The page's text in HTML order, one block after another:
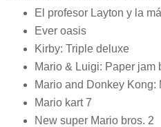
El profesor Layton y la
Ever oasis
Kirby: Triple deluxe
Mario & Luigi: Paper jam
Mario and Donkey Kong:
Mario kart 7
New super Mario bros. 2